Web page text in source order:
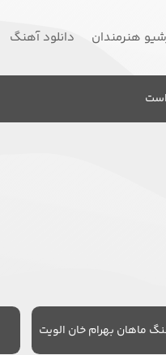
هنرمندان دانلود آهنگ
ماهان بهرام خان الویت